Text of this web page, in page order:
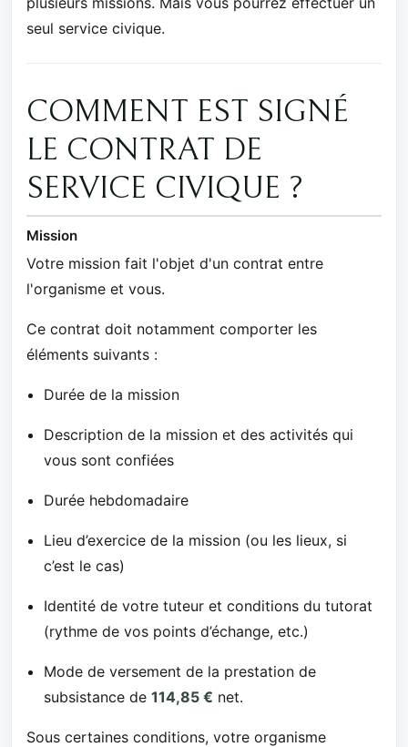
seul service civique.
COMMENT EST SIGNÉ
LE CONTRAT DE
SERVICE CIVIQUE ?
Mission
Votre mission fait l'objet d'un contrat entre
l'organisme et vous.
Ce contrat doit notamment comporter les
éléments suivants :
Durée de la mission
Description de la mission et des activités qui
vous sont confiées
Durée hebdomadaire
Lieu d’exercice de la mission (ou les lieux, si
c’est le cas)
Identité de votre tuteur et conditions du tutorat
(rythme de vos points d’échange, etc.)
Mode de versement de la prestation de
subsistance de114,85 € net.
Sous certaines conditions, votre organisme